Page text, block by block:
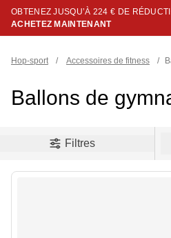
OBTENEZ JUSQU’À 224 € DE
ACHETEZ MAINTENANT
Hop-sport / Accessoires de fitness /
Ballons de
Filtres